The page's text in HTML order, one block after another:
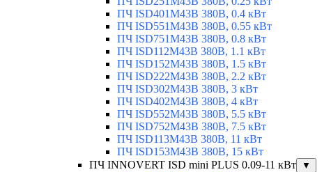
ПЧ ISD401M43B 380В, 0.4 кВт
ПЧ ISD551M43B 380В, 0.55 кВт
ПЧ ISD751M43B 380В, 0.8 кВт
ПЧ ISD112M43B 380В, 1.1 кВт
ПЧ ISD152M43B 380В, 1.5 кВт
ПЧ ISD222M43B 380В, 2.2 кВт
ПЧ ISD302M43B 380В, 3 кВт
ПЧ ISD402M43B 380В, 4 кВт
ПЧ ISD552M43B 380В, 5.5 кВт
ПЧ ISD752M43B 380В, 7.5 кВт
ПЧ ISD113M43B 380В, 11 кВт
ПЧ ISD153M43B 380В, 15 кВт
ПЧ INNOVERT ISD mini PLUS 0.09-11 кВт
▼